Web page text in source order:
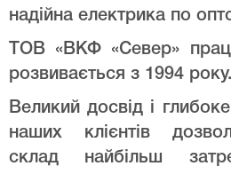
надійна електрика по
ТОВ «ВКФ «Север»
розвивається з 1994 року.
Великий досвід і
наших клієнтів
склад найбільш